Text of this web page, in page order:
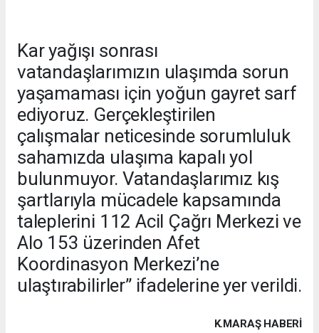
Kar yağışı sonrası
vatandaşlarımızın ulaşımda sorun
yaşamaması için yoğun gayret sarf
ediyoruz. Gerçekleştirilen
çalışmalar neticesinde sorumluluk
sahamızda ulaşıma kapalı yol
bulunmuyor. Vatandaşlarımız kış
şartlarıyla mücadele kapsamında
taleplerini 112 Acil Çağrı Merkezi ve
Alo 153 üzerinden Afet
Koordinasyon Merkezi’ne
ulaştırabilirler” ifadelerine yer verildi.
K.MARAŞ HABERİ